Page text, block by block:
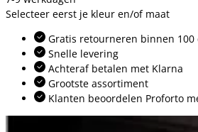
Selecteer eerst je kleur en/of maat
Gratis retourneren binnen 100
Snelle levering
Achteraf betalen met Klarna
Grootste assortiment
Klanten beoordelen Proforto